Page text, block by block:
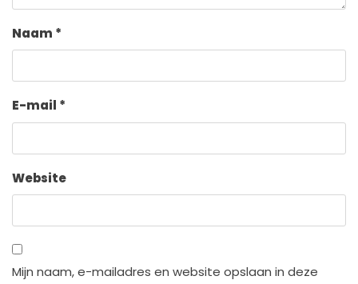
Naam *
E-mail *
Website
Mijn naam, e-mailadres en website opslaan in deze